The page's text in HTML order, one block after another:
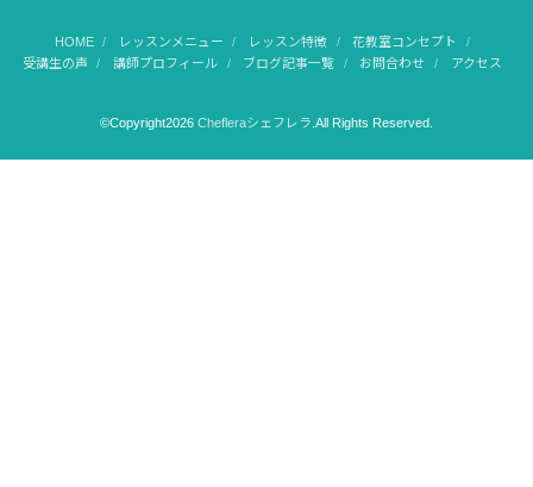
HOME レッスンメニュー レッスン特徴
花教室コンセプト
受講生の声
講師プロフィール ブログ記事一覧 お問合わせ アクセス
©Copyright2026 Chefleraシェフレラ .All Rights Reserved.